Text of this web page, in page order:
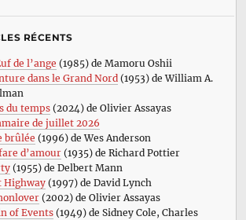
RÉCENTS
de l’ange (1985) de Mamoru Oshii
dans le Grand Nord(1953) de William A.
du temps(2024) de Olivier Assayas
de juillet 2026
brûlée (1996) de Wes Anderson
d’amour(1935) de Richard Pottier
(1955) de Delbert Mann
Highway(1997) de David Lynch
(2002) de Olivier Assayas
of Events(1949) de Sidney Cole, Charles